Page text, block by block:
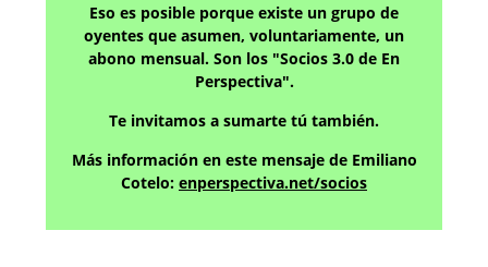
Eso es posible porque existe un grupo de
oyentes que asumen, voluntariamente, un
abono mensual. Son los "Socios 3.0 de En
Perspectiva".
Te invitamos a sumarte tú también.
Más información en este mensaje de Emiliano
Cotelo: enperspectiva.net/socios